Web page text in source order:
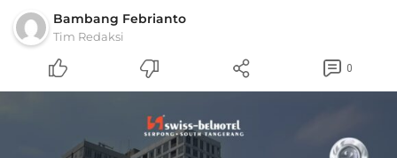
Bambang Febrianto
Tim Redaksi
0